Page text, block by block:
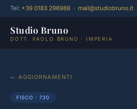
Tel: +39 0183 296988 · mail@studiobruno.it
Studio Bruno
DOTT. PAOLO BRUNO · IMPERIA
← AGGIORNAMENTI
FISCO · 730